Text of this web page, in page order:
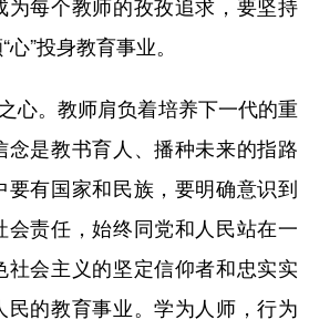
”投身教育事业。
。教师肩负着培养下一代的重
是教书育人、播种未来的指路
要有国家和民族，要明确意识到
会责任，始终同党和人民站在一
社会主义的坚定信仰者和忠实实
民的教育事业。学为人师，行为